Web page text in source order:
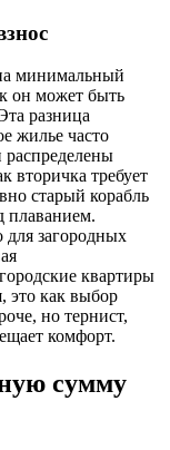
минимальный
он может быть
разница
жилье часто
распределены
вторичка требует
старый корабль
плаванием.
загородных
квартиры
это как выбор
но тернист,
комфорт.
сумму